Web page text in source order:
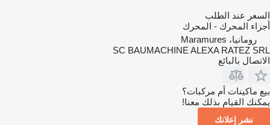
السعر عند الطلب
أجزاء المحرك - المحرك
رومانيا، Maramures
SC BAUMACHINE ALEXA RATEZ SRL
الاتصال بالبائع
بيع ماكينات أم مركبات؟
يمكنك القيام بذلك معنا!
نشر إعلانك